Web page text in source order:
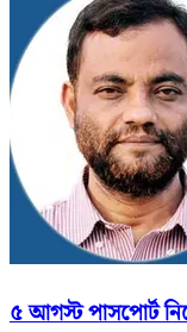
৫ আগস্ট পাসপোর্ট